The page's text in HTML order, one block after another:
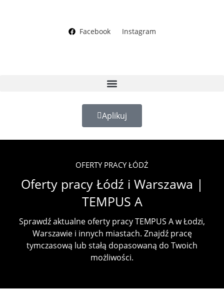
Facebook Instagram
Aplikuj
OFERTY PRACY ŁÓDŹ
Oferty pracy Łódź i Warszawa |
TEMPUS A
Sprawdź aktualne oferty pracy TEMPUS A w Łodzi,
Warszawie i innych miastach. Znajdź pracę
tymczasową lub stałą dopasowaną do Twoich
możliwości.